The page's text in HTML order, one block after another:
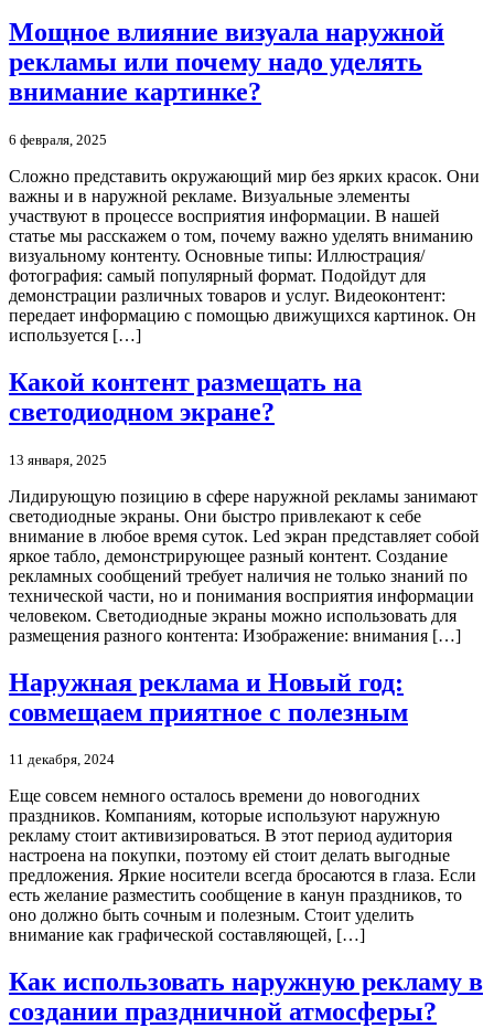
Мощное влияние визуала наружной
рекламы или почему надо уделять
внимание картинке?
6 февраля, 2025
Сложно представить окружающий мир без ярких красок. Они
важны и в наружной рекламе. Визуальные элементы
участвуют в процессе восприятия информации. В нашей
статье мы расскажем о том, почему важно уделять вниманию
визуальному контенту. Основные типы: Иллюстрация/
фотография: самый популярный формат. Подойдут для
демонстрации различных товаров и услуг. Видеоконтент:
передает информацию с помощью движущихся картинок. Он
используется […]
Какой контент размещать на
светодиодном экране?
13 января, 2025
Лидирующую позицию в сфере наружной рекламы занимают
светодиодные экраны. Они быстро привлекают к себе
внимание в любое время суток. Led экран представляет собой
яркое табло, демонстрирующее разный контент. Создание
рекламных сообщений требует наличия не только знаний по
технической части, но и понимания восприятия информации
человеком. Светодиодные экраны можно использовать для
размещения разного контента: Изображение: внимания […]
Наружная реклама и Новый год:
совмещаем приятное с полезным
11 декабря, 2024
Еще совсем немного осталось времени до новогодних
праздников. Компаниям, которые используют наружную
рекламу стоит активизироваться. В этот период аудитория
настроена на покупки, поэтому ей стоит делать выгодные
предложения. Яркие носители всегда бросаются в глаза. Если
есть желание разместить сообщение в канун праздников, то
оно должно быть сочным и полезным. Стоит уделить
внимание как графической составляющей, […]
Как использовать наружную рекламу в
создании праздничной атмосферы?